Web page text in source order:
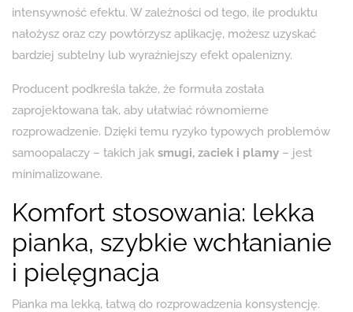
intensywność efektu. W zależności od tego, ile produktu
nałożysz oraz czy powtórzysz aplikację, możesz uzyskać
bardziej subtelny lub wyraźniejszy efekt opalenizny.
Producent podkreśla także, że formuła została
zaprojektowana tak, aby ułatwiać równomierne
rozprowadzenie. Dzięki temu ryzyko typowych problemów
samoopalaczy – takich jak smugi, zaciek i plamy – jest
minimalizowane.
Komfort stosowania: lekka
pianka, szybkie wchłanianie
i pielęgnacja
Pianka ma lekką, łatwą do rozprowadzenia konsystencję.